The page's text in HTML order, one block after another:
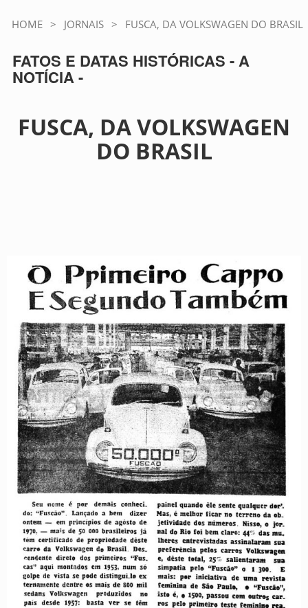
HOME > JORNAIS > FUSCA, DA VOLKSWAGEN DO BRASIL
FATOS E DATAS HISTÓRICAS - A
NOTÍCIA -
FUSCA, DA VOLKSWAGEN
DO BRASIL